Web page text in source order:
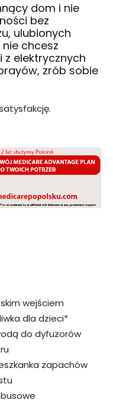
dom i nie
bez
ulubionych
chcesz
elektrycznych
zrób sobie
wejściem
dla dzieci*
do dyfuzorów
zapachów